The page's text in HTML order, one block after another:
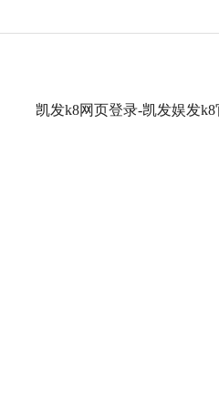
凯发k8网页登录-凯发娱发k8